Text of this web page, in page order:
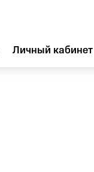
Личный кабинет